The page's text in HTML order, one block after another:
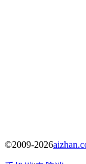
©2009-2026